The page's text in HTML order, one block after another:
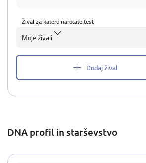
Žival za katero naročate test
Moje živali
Dodaj žival
DNA profil in starševstvo